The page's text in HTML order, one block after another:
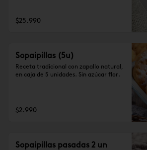
$25.990
Sopaipillas (5u)
Receta tradicional con zapallo natural,
en caja de 5 unidades. Sin azúcar flor.
$2.990
Sopaipillas pasadas 2 un